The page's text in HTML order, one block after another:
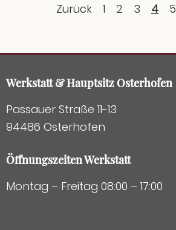
Zurück 1 2 3 4 5
Werkstatt & Hauptsitz Osterhofen
Passauer Straße 11-13
94486 Osterhofen
Öffnungszeiten Werkstatt
Montag – Freitag 08:00 – 17:00